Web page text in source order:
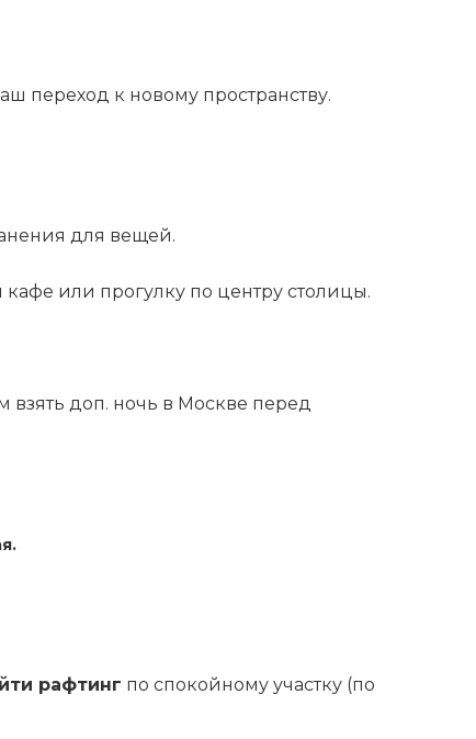
переход к новому пространству.
для вещей.
или прогулку по центру столицы.
взять доп. ночь в Москве перед
рафтинг по спокойному участку (по